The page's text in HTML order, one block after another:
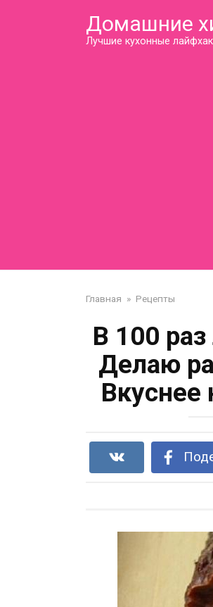
Домашние
Лучшие кухонные
Главная » Рецепты
В 100
Делаю
Вкуснее